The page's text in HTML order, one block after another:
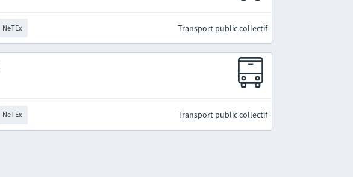
NeTEx Transport public collectif
NeTEx Transport public collectif